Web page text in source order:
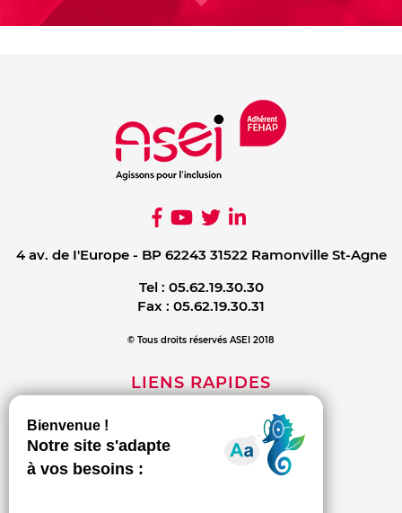
4 av. de I'Europe - BP 62243 31522 Ramonville St-Agne
Tel : 05.62.19.30.30
Fax : 05.62.19.30.31
© Tous droits réservés ASEI 2018
LIENS RAPIDES
Politique de confidentialité